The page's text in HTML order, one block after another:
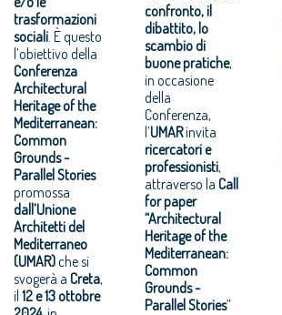
trasformazioni
sociali . È questo
l’obiettivo della
Conferenza
Architectural
Heritage of the
Mediterranean:
Common
Grounds -
Parallel Stories
promossa
dall’Unione
Architetti del
Mediterraneo
(UMAR)che si
svogerà a Creta,
il 12 e 13 ottobre
confronto, il
dibattito, lo
scambio di
buone pratiche,
in occasione
della
Conferenza,
l’UMARinvita
ricercatori e
professionisti,
attraverso laCall
for paper
“Architectural
Heritage of the
Mediterranean:
Common
Grounds -
Parallel Stories”